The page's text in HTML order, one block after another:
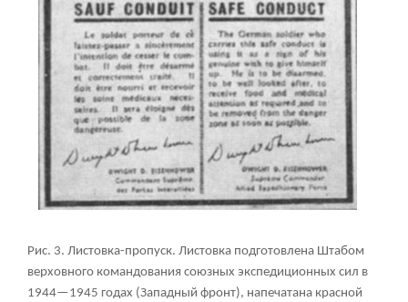
Рис. 3. Листовка-пропуск. Листовка подготовлена Штабом
верховного командования союзных экспедиционных сил в
1944—1945 годах (Западный фронт), напечатана красной